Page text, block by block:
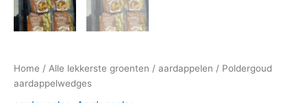
Home / Alle lekkerste groenten / aardappelen / Poldergoud
aardappelwedges